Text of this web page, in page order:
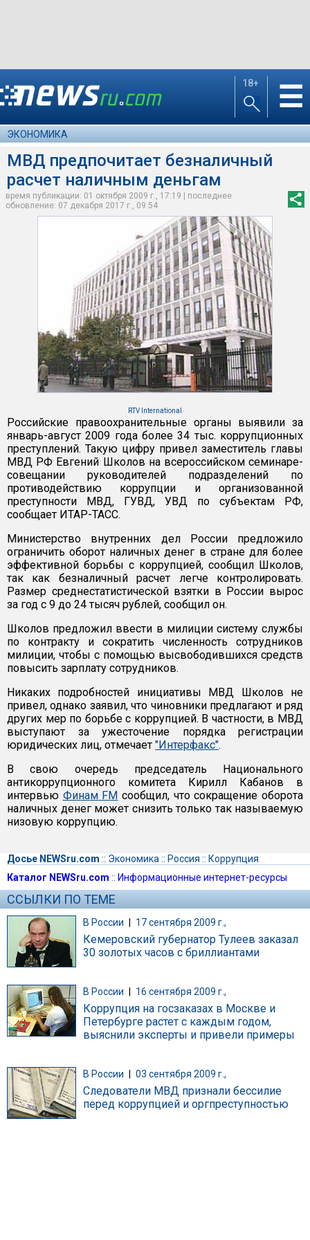
18+ ☰
ЭКОНОМИКА
МВД предпочитает безналичный
расчет наличным деньгам
время публикации: 01 октября 2009 г., 17:19 | последнее
обновление: 07 декабря 2017 г., 09:54
RTV International
Российские правоохранительные органы выявили за
январь-август 2009 года более 34 тыс. коррупционных
преступлений. Такую цифру привел заместитель главы
МВД РФ Евгений Школов на всероссийском семинаре-
совещании руководителей подразделений по
противодействию коррупции и организованной
преступности МВД, ГУВД, УВД по субъектам РФ,
сообщает ИТАР-ТАСС.
Министерство внутренних дел России предложило
ограничить оборот наличных денег в стране для более
эффективной борьбы с коррупцией, сообщил Школов,
так как безналичный расчет легче контролировать.
Размер среднестатистической взятки в России вырос
за год с 9 до 24 тысяч рублей, сообщил он.
Школов предложил ввести в милиции систему службы
по контракту и сократить численность сотрудников
милиции, чтобы с помощью высвободившихся средств
повысить зарплату сотрудников.
Никаких подробностей инициативы МВД Школов не
привел, однако заявил, что чиновники предлагают и ряд
других мер по борьбе с коррупцией. В частности, в МВД
выступают за ужесточение порядка регистрации
юридических лиц, отмечает "Интерфакс".
В свою очередь председатель Национального
антикоррупционного комитета Кирилл Кабанов в
интервью Финам FM сообщил, что сокращение оборота
наличных денег может снизить только так называемую
низовую коррупцию.
Досье NEWSru.com :: Экономика :: Россия :: Коррупция
Каталог NEWSru.com :: Информационные интернет-ресурсы
ССЫЛКИ ПО ТЕМЕ
В России | 17 сентября 2009 г.,
Кемеровский губернатор Тулеев заказал
30 золотых часов с бриллиантами
В России 16 сентября 2009 г.,
Коррупция на госзаказах в Москве и
Петербурге растет с каждым годом,
выяснили эксперты и привели примеры
В России 03 сентября 2009 г.,
Следователи МВД признали бессилие
перед коррупцией и оргпреступностью